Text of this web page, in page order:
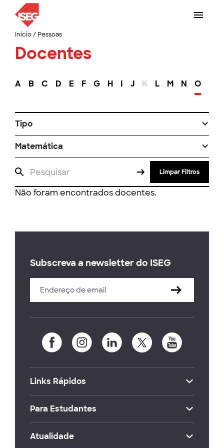
Início/ Pessoas
Docentes
A B C D E F G H I J K L M N O
Tipo
Matemática
Limpar Filtros
Não foram encontrados docentes.
Subscreva a newsletter do ISEG
Links Rápidos
Para Estudantes
Atualidade